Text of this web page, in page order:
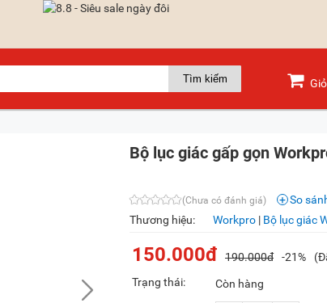
Bộ lục giác gấp gọn
(Chưa có đánh giá)
So
Thương hiệu:
Workpro | Bộ lục giác
150.000đ 190.000đ -21%
Trạng thái:
Còn hàng